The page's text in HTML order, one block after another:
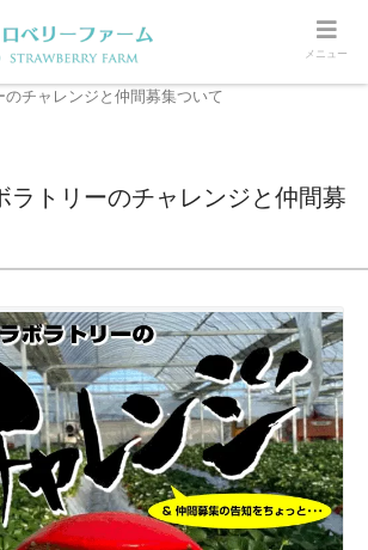
いちご園・カフェ・売店オープン準備
チャレンジと仲間募集ついて
ラトリーのチャレンジと仲間募
メニュー